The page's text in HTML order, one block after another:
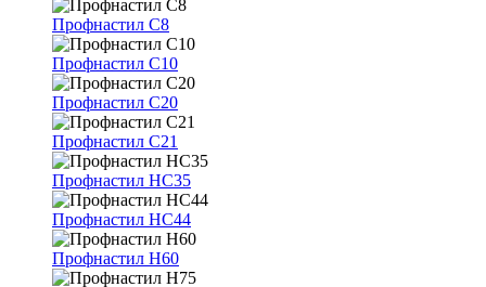
Профнастил С8
Профнастил С10
Профнастил С20
Профнастил С21
Профнастил НС35
Профнастил НС44
Профнастил Н60